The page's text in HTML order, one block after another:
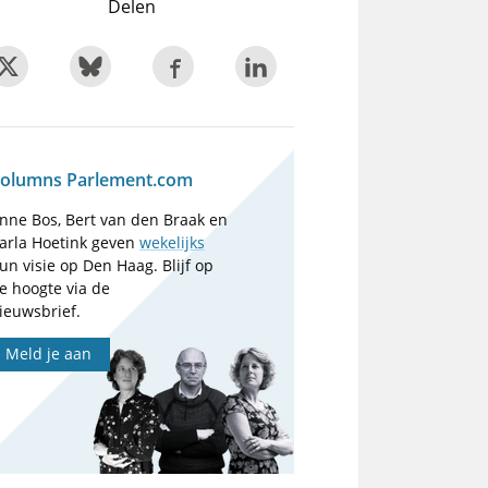
Delen
Parlement.com
Bos, Bert van den Braak en
Hoetink gevenwekelijks
visie op Den Haag. Blijf op
hoogte via de
Meld je aan